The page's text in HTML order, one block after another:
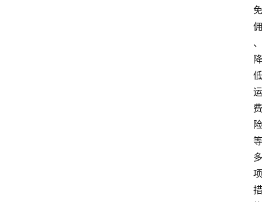
免
佣
、
降
低
运
费
险
等
多
项
措